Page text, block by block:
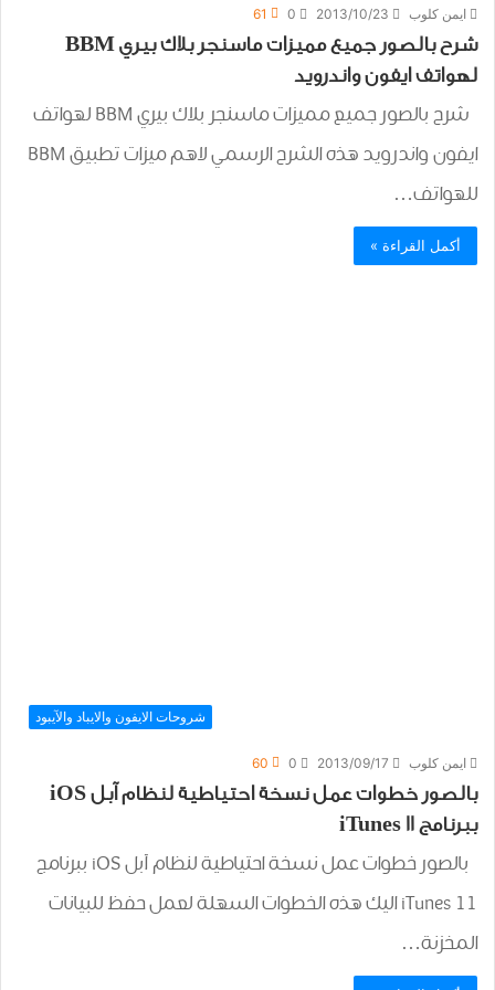
ايمن كلوب 2013/10/23
0
61
شرح بالصور جميع مميزات ماسنجر بلاك بيري BBM
لهواتف ايفون واندرويد
شرح بالصور جميع مميزات ماسنجر بلاك بيري BBM لهواتف
ايفون واندرويد هذه الشرح الرسمي لاهم ميزات تطبيق BBM
للهواتف…
أكمل القراءة »
شروحات الايفون والايباد والآيبود
ايمن كلوب 2013/09/17
0
60
بالصور خطوات عمل نسخة احتياطية لنظام آبل iOS
ببرنامج iTunes 11
بالصور خطوات عمل نسخة احتياطية لنظام آبل iOS ببرنامج
iTunes 11 اليك هذه الخطوات السهلة لعمل حفظ للبيانات
المخزنة…